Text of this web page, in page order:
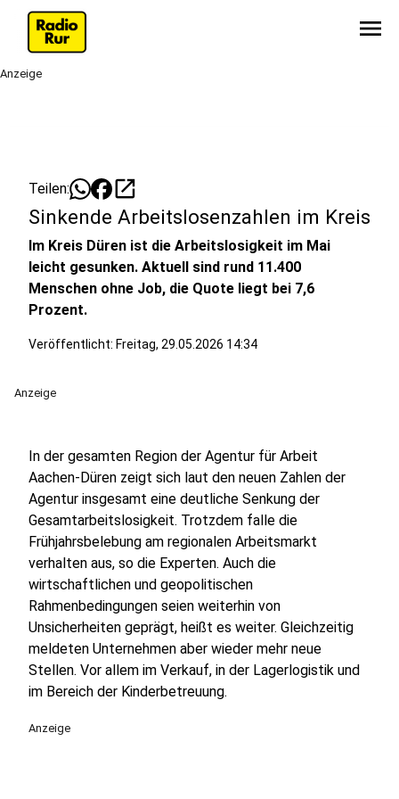
menu
Anzeige
Teilen: open_in_new
Sinkende Arbeitslosenzahlen im Kreis
Im Kreis Düren ist die Arbeitslosigkeit im Mai
leicht gesunken. Aktuell sind rund 11.400
Menschen ohne Job, die Quote liegt bei 7,6
Prozent.
Veröffentlicht: Freitag, 29.05.2026 14:34
Anzeige
In der gesamten Region der Agentur für Arbeit
Aachen-Düren zeigt sich laut den neuen Zahlen der
Agentur insgesamt eine deutliche Senkung der
Gesamtarbeitslosigkeit. Trotzdem falle die
Frühjahrsbelebung am regionalen Arbeitsmarkt
verhalten aus, so die Experten. Auch die
wirtschaftlichen und geopolitischen
Rahmenbedingungen seien weiterhin von
Unsicherheiten geprägt, heißt es weiter. Gleichzeitig
meldeten Unternehmen aber wieder mehr neue
Stellen. Vor allem im Verkauf, in der Lagerlogistik und
im Bereich der Kinderbetreuung.
Anzeige